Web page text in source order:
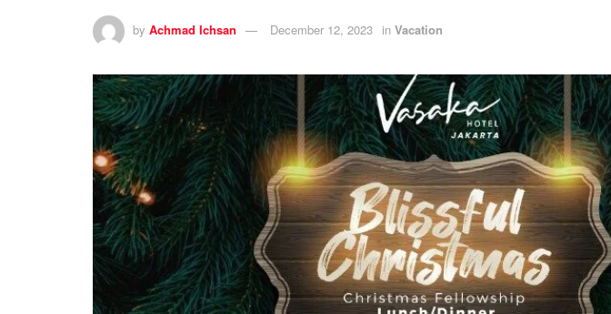
by Achmad Ichsan December 12, 2023 in Vacation